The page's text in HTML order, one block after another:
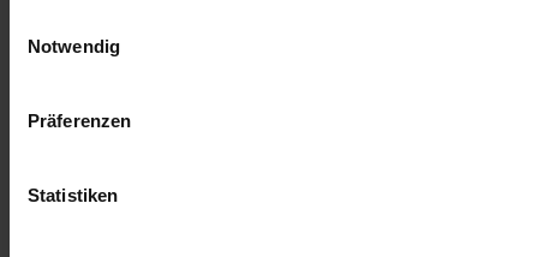
Notwendig
Präferenzen
Statistiken